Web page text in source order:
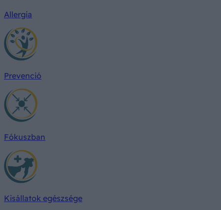
Allergia
Prevenció
Fókuszban
Kisállatok egészsége